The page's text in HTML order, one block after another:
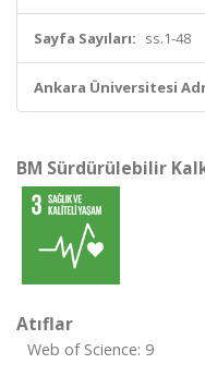
Sayfa Sayıları: ss.1-48
Ankara Üniversitesi
BM Sürdürülebilir
Atıflar
Web of Science: 9